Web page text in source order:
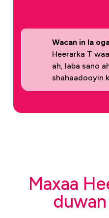
Wacan in la
Heerarka T
ah, laba sano
shahaadooyin
Maxaa